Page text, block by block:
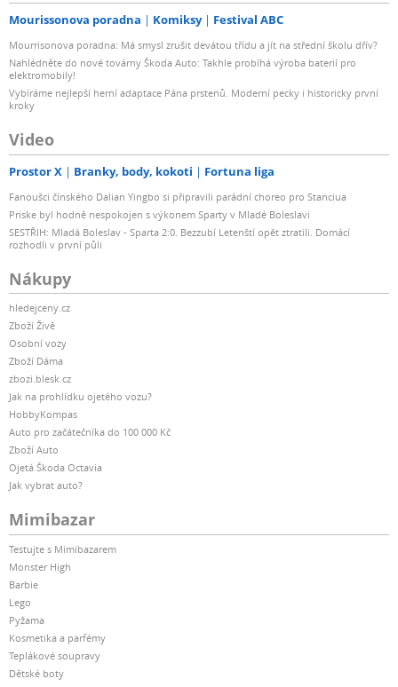
Mourissonova poradna Komiksy Festival ABC
Mourrisonova poradna: Má smysl zrušit devátou třídu a jít na střední školu dřív?
Nahlédněte do nové továrny Škoda Auto: Takhle probíhá výroba baterií pro
elektromobily!
Vybíráme nejlepší herní adaptace Pána prstenů. Moderní pecky i historicky první
kroky
Video
Prostor X Branky, body, kokoti Fortuna liga
Fanoušci čínského Dalian Yingbo si připravili parádní choreo pro Stanciua
Priske byl hodně nespokojen s výkonem Sparty v Mladé Boleslavi
SESTŘIH: Mladá Boleslav - Sparta 2:0. Bezzubí Letenští opět ztratili. Domácí
rozhodli v první půli
Nákupy
hledejceny.cz
Zboží Živě
Osobní vozy
Zboží Dáma
zbozi.blesk.cz
Jak na prohlídku ojetého vozu?
HobbyKompas
Auto pro začátečníka do 100 000 Kč
Zboží Auto
Ojetá Škoda Octavia
Jak vybrat auto?
Mimibazar
Testujte s Mimibazarem
Monster High
Barbie
Lego
Pyžama
Kosmetika a parfémy
Teplákové soupravy
Dětské boty